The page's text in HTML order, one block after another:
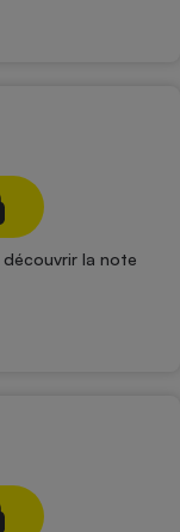
la note